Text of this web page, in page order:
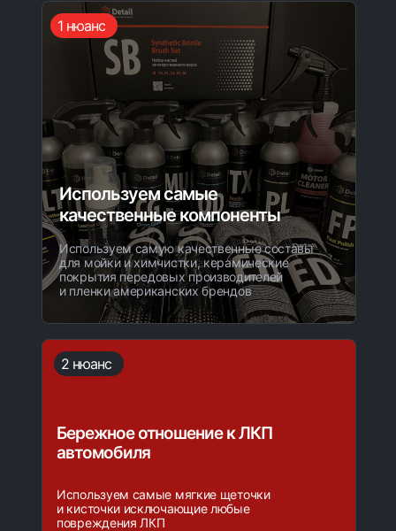
Используем самые
качественные компоненты
Используем самую качественные составы
для мойки и химчистки, керамические
покрытия передовых производителей
и пленки американских брендов
1 нюанс
Используем самые мягкие щеточки
и кисточки исключающие любые
повреждения ЛКП
Бережное отношение к ЛКП
автомобиля
2 нюанс